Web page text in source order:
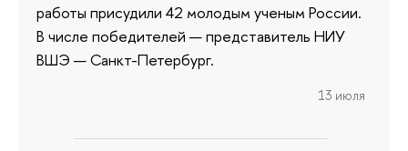
работы присудили 42 молодым ученым России.
В числе победителей — представитель НИУ
ВШЭ — Санкт-Петербург.
13 июля